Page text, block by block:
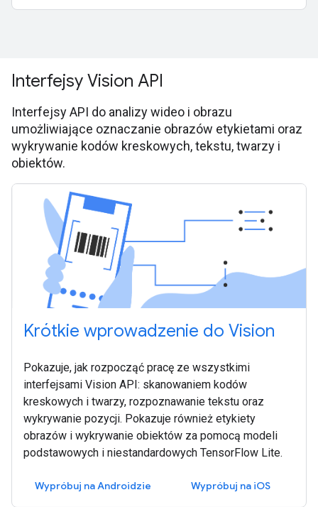
Interfejsy Vision API
Interfejsy API do analizy wideo i obrazu
umożliwiające oznaczanie obrazów etykietami oraz
wykrywanie kodów kreskowych, tekstu, twarzy i
obiektów.
Krótkie wprowadzenie do Vision
Pokazuje, jak rozpocząć pracę ze wszystkimi
interfejsami Vision API: skanowaniem kodów
kreskowych i twarzy, rozpoznawanie tekstu oraz
wykrywanie pozycji. Pokazuje również etykiety
obrazów i wykrywanie obiektów za pomocą modeli
podstawowych i niestandardowych TensorFlow Lite.
Wypróbuj na Androidzie Wypróbuj na iOS